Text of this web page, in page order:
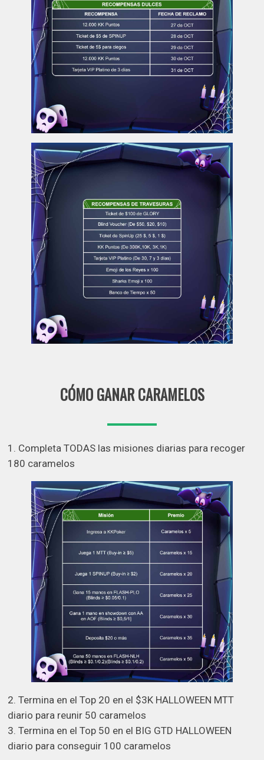
CÓMO GANAR CARAMELOS
1. Completa TODAS las misiones diarias para recoger
180 caramelos
2. Termina en el Top 20 en el $3K HALLOWEEN MTT
diario para reunir 50 caramelos
3. Termina en el Top 50 en el BIG GTD HALLOWEEN
diario para conseguir 100 caramelos